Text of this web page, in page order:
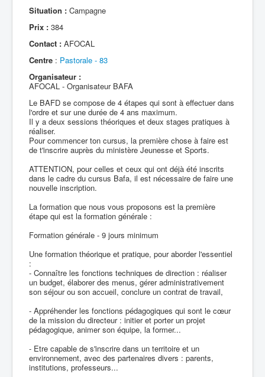
Situation : Campagne
Prix : 384
Contact : AFOCAL
Centre : Pastorale - 83
Organisateur :
AFOCAL - Organisateur BAFA
Le BAFD se compose de 4 étapes qui sont à effectuer dans
l'ordre et sur une durée de 4 ans maximum.
Il y a deux sessions théoriques et deux stages pratiques à
réaliser.
Pour commencer ton cursus, la première chose à faire est
de t'inscrire auprès du ministère Jeunesse et Sports.
ATTENTION, pour celles et ceux qui ont déjà été inscrits
dans le cadre du cursus Bafa, il est nécessaire de faire une
nouvelle inscription.
La formation que nous vous proposons est la première
étape qui est la formation générale :
Formation générale - 9 jours minimum
Une formation théorique et pratique, pour aborder l'essentiel
:
- Connaître les fonctions techniques de direction : réaliser
un budget, élaborer des menus, gérer administrativement
son séjour ou son accueil, conclure un contrat de travail,
- Appréhender les fonctions pédagogiques qui sont le cœur
de la mission du directeur : initier et porter un projet
pédagogique, animer son équipe, la former...
- Etre capable de s'inscrire dans un territoire et un
environnement, avec des partenaires divers : parents,
institutions, professeurs...